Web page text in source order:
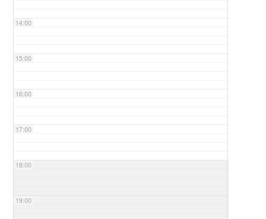
14:00
15:00
16:00
17:00
18:00
19:00